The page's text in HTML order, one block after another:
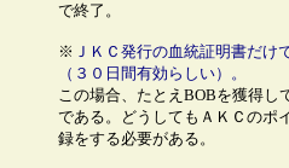
で終了。
※ ＪＫＣ発行の血統証明書だけ
（３０日間有効らしい）。
この場合、たとえBOBを獲得し
である。どうしてもＡＫＣのポ
録をする必要がある。